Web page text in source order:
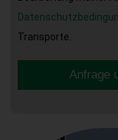
Transporte.
Anfrage